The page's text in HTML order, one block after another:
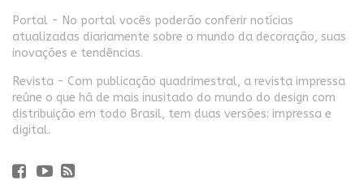
Portal - No portal vocês poderão conferir notícias
atualizadas diariamente sobre o mundo da decoração, suas
inovações e tendências.
Revista - Com publicação quadrimestral, a revista impressa
reúne o que há de mais inusitado do mundo do design com
distribuição em todo Brasil, tem duas versões: impressa e
digital.